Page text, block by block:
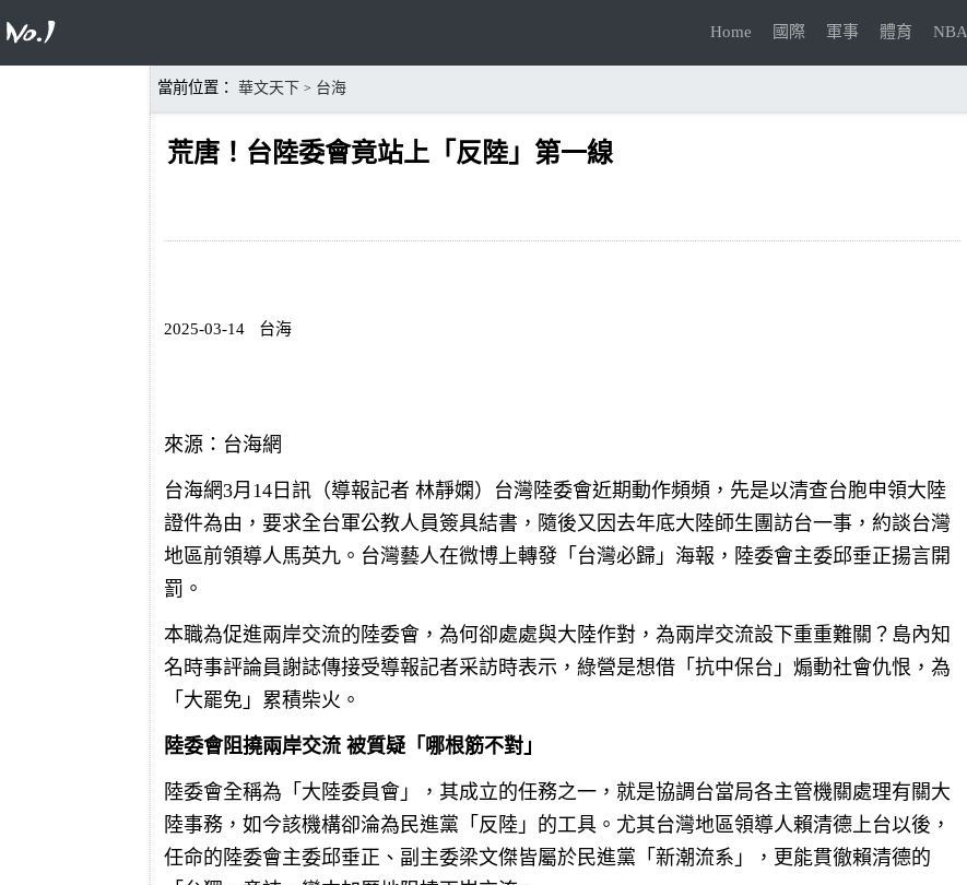
Home 國際 軍事 體育 NBA
當前位置： 華文天下 > 台海
荒唐！台陸委會竟站上「反陸」第一線
2025-03-14 台海
來源：台海網
台海網3月14日訊（導報記者 林靜嫻）台灣陸委會近期動作頻頻，先是以清查台胞申領大陸
證件為由，要求全台軍公教人員簽具結書，隨後又因去年底大陸師生團訪台一事，約談台灣
地區前領導人馬英九。台灣藝人在微博上轉發「台灣必歸」海報，陸委會主委邱垂正揚言開
罰。
本職為促進兩岸交流的陸委會，為何卻處處與大陸作對，為兩岸交流設下重重難關？島內知
名時事評論員謝誌傳接受導報記者采訪時表示，綠營是想借「抗中保台」煽動社會仇恨，為
「大罷免」累積柴火。
陸委會阻撓兩岸交流 被質疑「哪根筋不對」
陸委會全稱為「大陸委員會」，其成立的任務之一，就是協調台當局各主管機關處理有關大
陸事務，如今該機構卻淪為民進黨「反陸」的工具。尤其台灣地區領導人賴清德上台以後，
任命的陸委會主委邱垂正、副主委梁文傑皆屬於民進黨「新潮流系」，更能貫徹賴清德的